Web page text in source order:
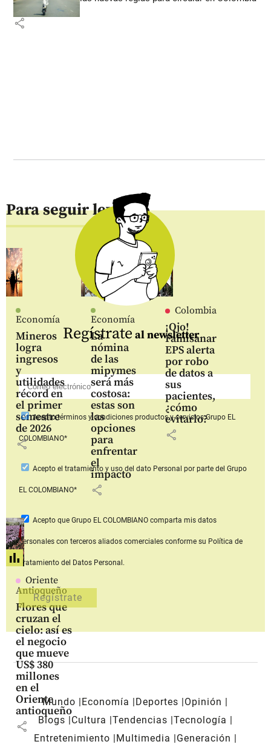
share
Para seguir leyendo
Economía
Mineros
logra
ingresos
y
utilidades
récord en
el primer
semestre
de 2026
share
Economía
La
nómina
de las
mipymes
será más
costosa:
estas son
las
opciones
para
enfrentar
el
impacto
share
Colombia
¡Ojo!
Famisanar
EPS alerta
por robo
de datos a
sus
pacientes,
¿cómo
evitarlo?
share
Oriente
Antioqueño
Flores que
cruzan el
cielo: así es
el negocio
que mueve
US$ 380
millones
en el
Oriente
antioqueño
share
Regístrate al newsletter
Aceptotérminos y condiciones productos y serviciosGrupo EL
COLOMBIANO*
Acepto el tratamiento y uso del dato Personal por parte del Grupo
EL COLOMBIANO*
Acepto que Grupo EL COLOMBIANOcomparta mis datos
personales con terceros aliados comerciales conforme su Política de
Tratamiento del Datos Personal.
Mundo Economía Deportes
Opinión
Blogs
Cultura Tendencias Tecnología
Entretenimiento
Multimedia
Generación